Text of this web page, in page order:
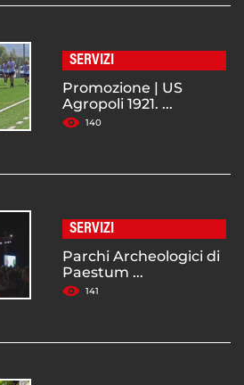
SERVIZI
Promozione | US
Agropoli 1921. ...
140
SERVIZI
Parchi Archeologici di
Paestum ...
141